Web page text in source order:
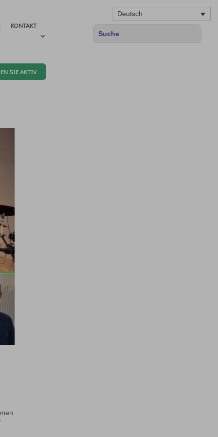
Deutsch
KONTAKT
SIE AKTIV